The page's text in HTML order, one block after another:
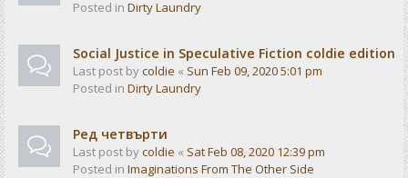
Posted in Dirty Laundry
Social Justice in Speculative Fiction coldie edition
Last post bycoldie « Sun Feb 09, 2020 5:01 pm
Posted in Dirty Laundry
Ред четвърти
Last post bycoldie « Sat Feb 08, 2020 12:39 pm
Posted in Imaginations From The Other Side